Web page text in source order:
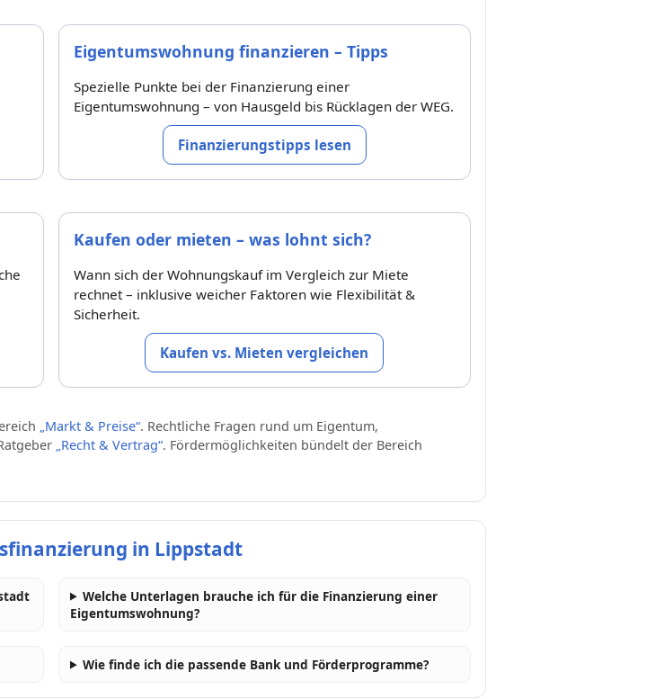
Eigentumswohnung finanzieren – Tipps
Spezielle Punkte bei der Finanzierung einer
Eigentumswohnung – von Hausgeld bis Rücklagen der WEG.
Finanzierungstipps lesen
Kaufen oder mieten – was lohnt sich?
Wann sich der Wohnungskauf im Vergleich zur Miete
rechnet – inklusive weicher Faktoren wie Flexibilität &
Sicherheit.
Kaufen vs. Mieten vergleichen
„Markt & Preise“. Rechtliche Fragen rund um Eigentum,
„Recht & Vertrag“. Fördermöglichkeiten bündelt der Bereich
in Lippstadt
Welche Unterlagen brauche ich für die Finanzierung einer
Eigentumswohnung?
Wie finde ich die passende Bank und Förderprogramme?